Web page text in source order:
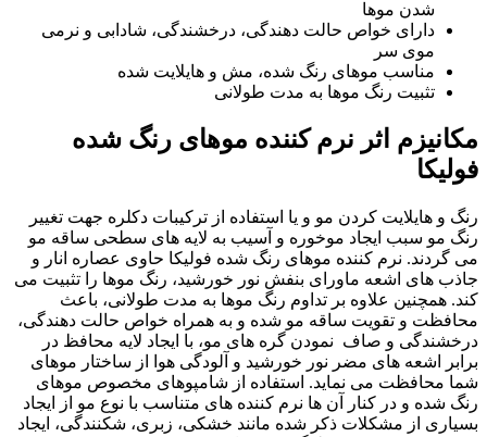
شدن موها
دارای خواص حالت دهندگی، درخشندگی، شادابی و نرمی
موی سر
مناسب موهای رنگ شده، مش و هایلایت شده
تثبیت رنگ موها به مدت طولانی
مکانیزم اثر نرم کننده موهای رنگ شده
فولیکا
رنگ و هایلایت كردن مو و یا استفاده از تركیبات دكلره جهت تغییر
رنگ مو سبب ایجاد موخوره و آسیب به لایه های سطحی ساقه مو
می گردند. نرم کننده موهای رنگ شده فولیکا حاوی عصاره انار و
جاذب های اشعه ماورای بنفش نور خورشید، رنگ موها را تثبیت می
کند. همچنین علاوه بر تداوم رنگ موها به مدت طولانی، باعث
محافظت و تقویت ساقه مو شده و به همراه خواص حالت دهندگی،
درخشندگی و صاف نمودن گره های مو، با ایجاد لایه محافظ در
برابر اشعه های مضر نور خورشید و آلودگی هوا از ساختار موهای
شما محافظت می نماید. استفاده از شامپوهای مخصوص موهای
رنگ شده و در کنار آن ها نرم کننده های متناسب با نوع مو از ایجاد
بسیاری از مشکلات ذکر شده مانند خشکی، زبری، شکنندگی، ایجاد